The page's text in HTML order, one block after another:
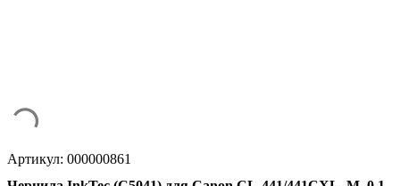
Артикул: 000000861